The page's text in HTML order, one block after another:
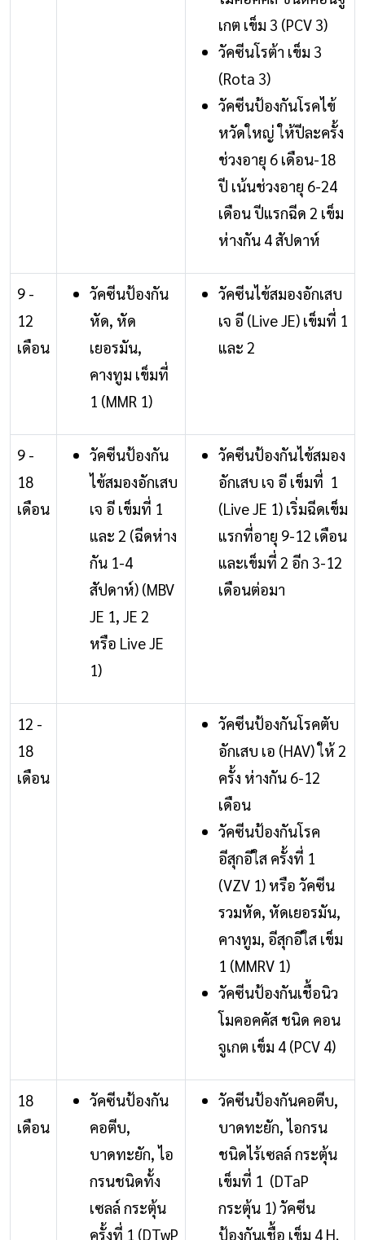
เกต เข็ม 3 (PCV 3)
วัคซีนโรต้า เข็ม 3
(Rota 3)
วัคซีนป้องกันโรคไข้
หวัดใหญ่ ให้ปีละครั้ง
ช่วงอายุ 6 เดือน-18
ปี เน้นช่วงอายุ 6-24
เดือน ปีแรกฉีด 2 เข็ม
ห่างกัน 4 สัปดาห์
9 -
12
เดือน
วัคซีนป้องกัน
หัด, หัด
เยอรมัน,
คางทูม เข็มที่
1 (MMR 1)
วัคซีนไข้สมองอักเสบ
เจ อี (Live JE) เข็มที่ 1
และ 2
9 -
18
เดือน
วัคซีนป้องกัน
ไข้สมองอักเสบ
เจ อี เข็มที่ 1
และ 2 (ฉีดห่าง
กัน 1-4
สัปดาห์) (MBV
JE 1, JE 2
หรือ Live JE
1)
วัคซีนป้องกันไข้สมอง
อักเสบ เจ อี เข็มที่ 1
(Live JE 1) เริ่มฉีดเข็ม
แรกที่อายุ 9-12 เดือน
และเข็มที่ 2 อีก 3-12
เดือนต่อมา
12 -
18
เดือน
วัคซีนป้องกันโรคตับ
อักเสบ เอ (HAV) ให้ 2
ครั้ง ห่างกัน 6-12
เดือน
วัคซีนป้องกันโรค
อีสุกอีใส ครั้งที่ 1
(VZV 1) หรือ วัคซีน
รวมหัด, หัดเยอรมัน,
คางทูม, อีสุกอีใส เข็ม
1 (MMRV 1)
วัคซีนป้องกันเชื้อนิว
โมคอคคัส ชนิด คอน
จูเกต เข็ม 4 (PCV 4)
18
เดือน
วัคซีนป้องกัน
คอตีบ,
บาดทะยัก, ไอ
กรนชนิดทั้ง
เซลล์ กระตุ้น
ครั้งที่ 1 (DTwP
วัคซีนป้องกันคอตีบ,
บาดทะยัก, ไอกรน
ชนิดไร้เซลล์ กระตุ้น
เข็มที่ 1 (DTaP
กระตุ้น 1) วัคซีน
ป้องกันเชื้อ เข็ม 4 H.